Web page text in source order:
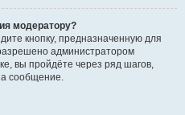
модератору?
кнопку, предназначенную для
администратором
вы пройдёте через ряд шагов,
сообщение.